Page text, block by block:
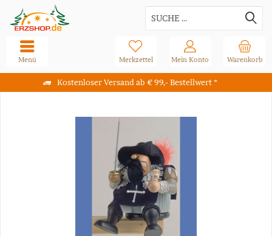
Kostenloser Versand ab € 99,- Bestellwert *
Warenkorb
Merkzettel Mein Konto
Menü